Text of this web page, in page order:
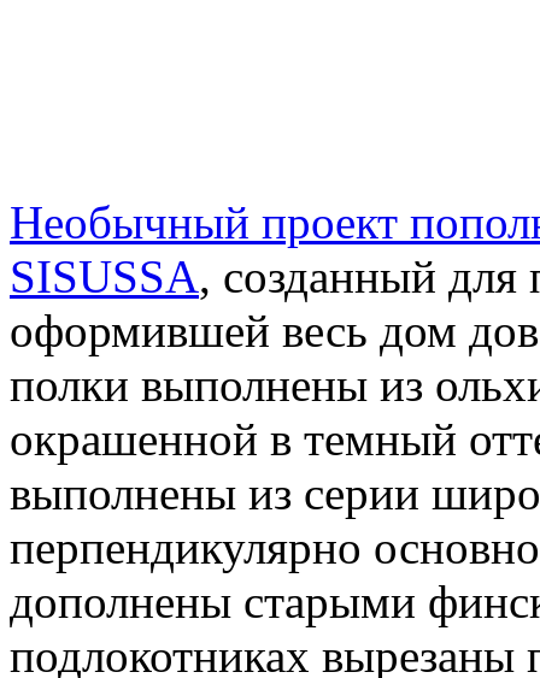
Необычный проект
SISUSSA, созданный
оформившей весь дом
полки выполнены из
окрашенной в темный
выполнены из серии
перпендикулярно
дополнены старыми
подлокотниках